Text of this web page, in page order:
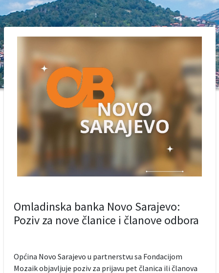
Omladinska banka Novo Sarajevo:
Poziv za nove članice i članove odbora
Općina Novo Sarajevo u partnerstvu sa Fondacijom
Mozaik objavljuje poziv za prijavu pet članica ili članova